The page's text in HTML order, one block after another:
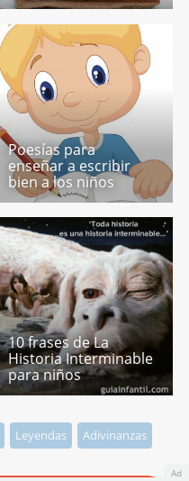
Poesías para
enseñar a escribir
bien a los niños
10 frases de La
Historia Interminable
para niños
Leyendas Adivinanzas
Ad